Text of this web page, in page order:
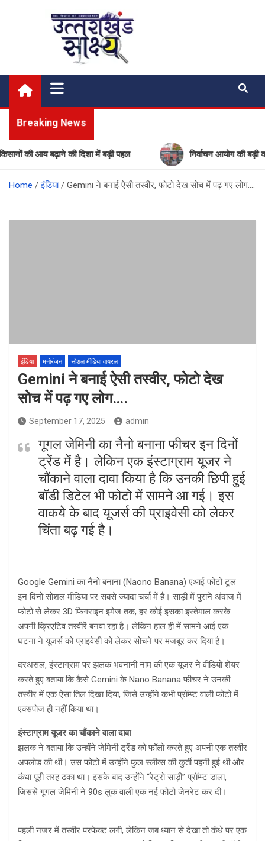
Uttarakhand Shakshya
My News Portal
Breaking News
आय बढ़ाने की दिशा में बड़ी पहल निर्वाचन आयोग की बड़ी
Home इंडिया Gemini ने बनाई ऐसी तस्वीर, फोटो देख सोच में पढ़ गए लोग….
इंडिया मनोरंजन सोशल मीडिया वायरल
Gemini ने बनाई ऐसी तस्वीर, फोटो देख
सोच में पढ़ गए लोग….
September 17, 2025 admin
गूगल जेमिनी का नैनो बनाना फीचर इन दिनों
ट्रेंड में है। लेकिन एक इंस्टाग्राम यूजर ने
चौंकाने वाला दावा किया है कि उनकी छिपी हुई
बॉडी डिटेल भी फोटो में सामने आ गई। इस
वाकये के बाद यूजर्स की प्राइवेसी को लेकर
चिंता बढ़ गई है।
Google Gemini का नैनो बनाना (Naono Banana) एआई फोटो टूल
इन दिनों सोशल मीडिया पर सबसे ज्यादा चर्चा में है। साड़ी में पुराने अंदाज में
फोटो से लेकर 3D फिगराइन इमेज तक, हर कोई इसका इस्तेमाल करके
अपनी क्रिएटिव तस्वीरें बनवा रहा है। लेकिन हाल ही में सामने आई एक
घटना ने यूजर्स को प्राइवेसी को लेकर सोचने पर मजबूर कर दिया है।
दरअसल, इंस्टाग्राम पर झलक भवनानी नाम की एक यूजर ने वीडियो शेयर
करते हुए बताया कि कैसे Gemini के Nano Banana फीचर ने उनकी
तस्वीर में एक ऐसा तिल दिखा दिया, जिसे उन्होंने कभी प्रॉम्प्ट वाली फोटो में
एक्सपोज ही नहीं किया था।
इंस्टाग्राम यूजर का चौंकाने वाला दावा
झलक ने बताया कि उन्होंने जेमिनी ट्रेंड को फॉलो करते हुए अपनी एक तस्वीर
अपलोड की थी। उस फोटो में उन्होंने फुल स्लीव्स की कुर्ती पहनी हुई थी और
कंधा पूरी तरह ढका था। इसके बाद उन्होंने “रेट्रो साड़ी” प्रॉम्प्ट डाला,
जिससे गूगल जेमिनी ने 90s लुक वाली एक नई फोटो जेनरेट कर दी।
पहली नजर में तस्वीर परफेक्ट लगी, लेकिन जब ध्यान से देखा तो कंधे पर एक